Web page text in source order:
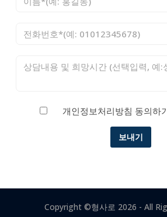
개인정보처리방침 동의하
Copyright ©형사로 2026 - All